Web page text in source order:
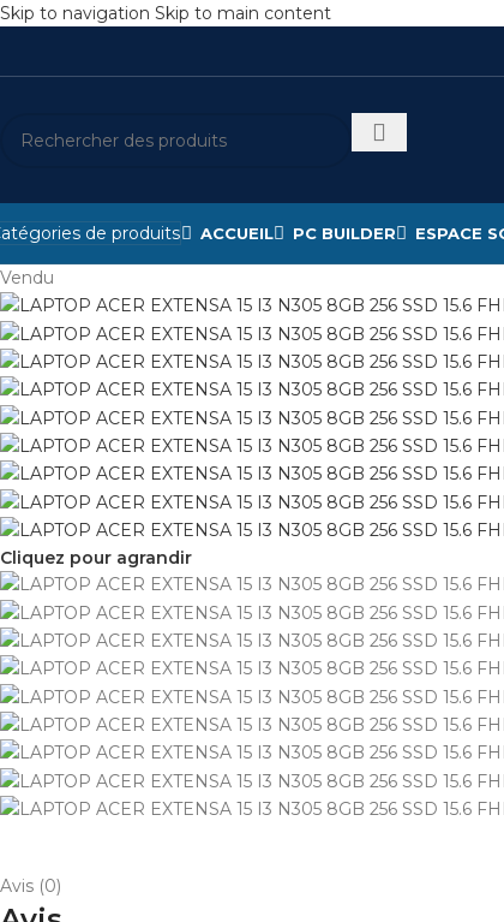
Skip to navigation Skip to main content
de produits ACCUEIL PC BUILDER ESPACE
Vendu
Cliquez pour agrandir
Avis (0)